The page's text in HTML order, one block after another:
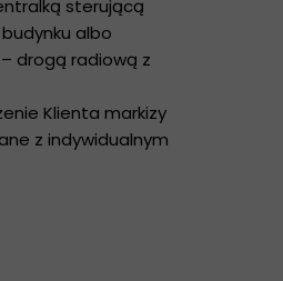
sterującą
albo
drogą radiową z
Klienta markizy
z indywidualnym